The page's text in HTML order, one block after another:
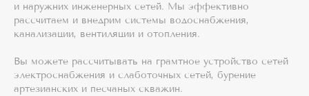
и наружних инженерных сетей. Мы эффективно
рассчитаем и внедрим системы водоснабжения,
канализации, вентиляции и отопления.
Вы можете рассчитывать на грамтное устройство сетей
электроснабжения и слаботочных сетей, бурение
артезианских и песчаных скважин.